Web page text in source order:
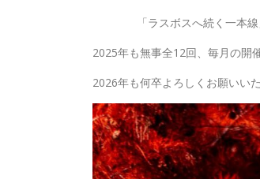
「ラスボスへ続く一本線
2025年も無事全12回、毎月の開
2026年も何卒よろしくお願いいた